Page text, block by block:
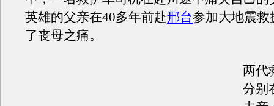
英雄的父亲在40多年前赴邢台参加大地震救
了丧母之痛。
两代
分别